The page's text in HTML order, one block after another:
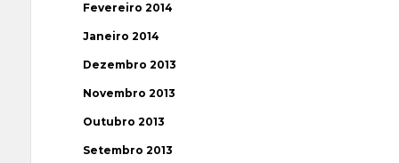
Fevereiro 2014
Janeiro 2014
Dezembro 2013
Novembro 2013
Outubro 2013
Setembro 2013